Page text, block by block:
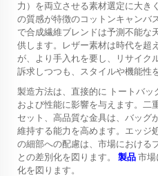
力）を両立させる素材選定に大き
の質感が特徴のコットンキャンバ
で合成繊維ブレンドは予測不能な
供します。レザー素材は時代を超
が、より手入れを要し、リサイク
訴求しつつも、スタイルや機能性
製造方法は、直接的に トートバッ
および性能に影響を与えます。二
セット、高品質な金具は、バッグ
維持する能力を高めます。エッジ
の細部への配慮は、市場における
との差別化を図ります。 製品 市場
化を図ります。